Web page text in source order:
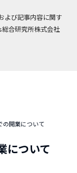
よび記事内容に関す
合研究所株式会社
の開業について
について